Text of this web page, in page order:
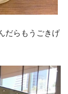
だらもうごきげ